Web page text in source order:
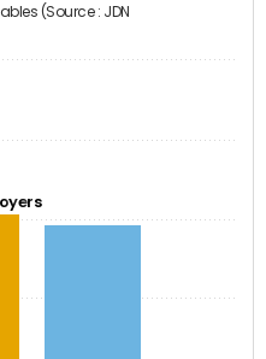
(Source : JDN